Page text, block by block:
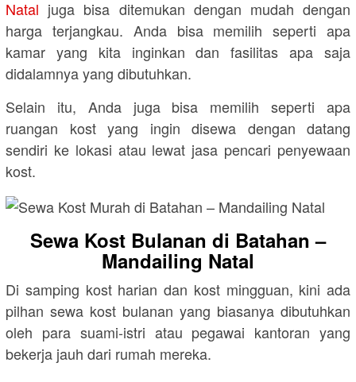
Natal juga bisa ditemukan dengan mudah dengan
harga terjangkau. Anda bisa memilih seperti apa
kamar yang kita inginkan dan fasilitas apa saja
didalamnya yang dibutuhkan.
Selain itu, Anda juga bisa memilih seperti apa
ruangan kost yang ingin disewa dengan datang
sendiri ke lokasi atau lewat jasa pencari penyewaan
kost.
Sewa Kost Bulanan di Batahan –
Mandailing Natal
Di samping kost harian dan kost mingguan, kini ada
pilhan sewa kost bulanan yang biasanya dibutuhkan
oleh para suami-istri atau pegawai kantoran yang
bekerja jauh dari rumah mereka.